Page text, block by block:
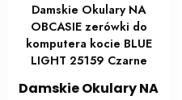
Damskie Okulary NA
OBCASIE zerówki do
komputera kocie BLUE
LIGHT 25159 Czarne
Damskie Okulary NA